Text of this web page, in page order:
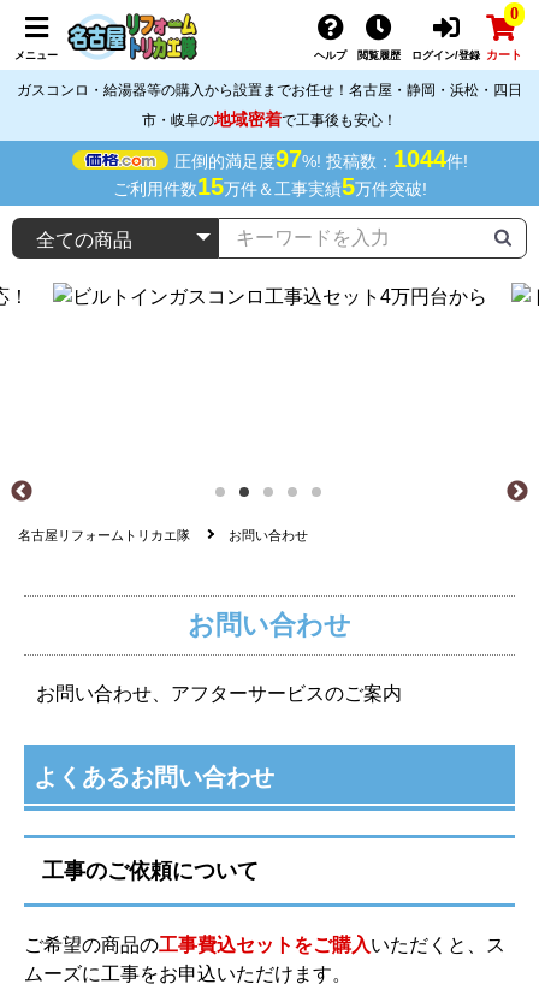
メニュー ヘルプ 閲覧履歴 ログイン/登録
0
カート
ガスコンロ・給湯器等の購入から設置までお任せ！名古屋・静岡・浜松・四日
市・岐阜の地域密着で工事後も安心！
圧倒的満足度97%! 投稿数： 1044件!
ご利用件数15万件＆工事実績5万件突破!
名古屋リフォームトリカエ隊 お問い合わせ
お問い合わせ
お問い合わせ、アフターサービスのご案内
よくあるお問い合わせ
工事のご依頼について
ご希望の商品の工事費込セットをご購入いただくと、ス
ムーズに工事をお申込いただけます。